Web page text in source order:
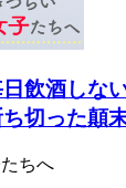
飲酒しな
切った顛
ちへ